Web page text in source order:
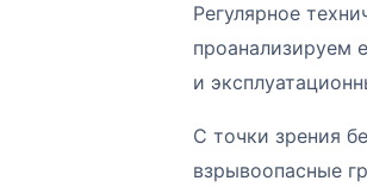
Регулярное
проанализируем
и
С точки зрения
взрывоопасные